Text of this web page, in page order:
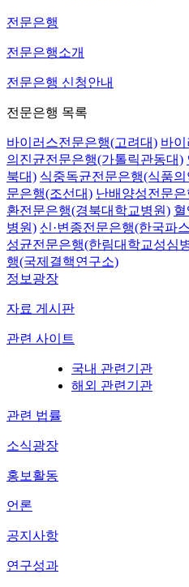
전문은행
전문은행소개
전문은행 신청안내
전문은행 목록
바이러스전문은행(고려대) 바
의진균전문은행(가톨릭관동대)
북대) 식중독균전문은행(식품
문은행(조선대) 난배양성전문
환전문은행(경북대학교병원)
병원) 신·변종전문은행(한국파
성균전문은행(한림대학교성심
행(국제결핵연구소)
정보광장
자료 게시판
관련 사이트
국내 관련기관
해외 관련기관
관련 법률
소식광장
홍보활동
언론
공지사항
연구성과